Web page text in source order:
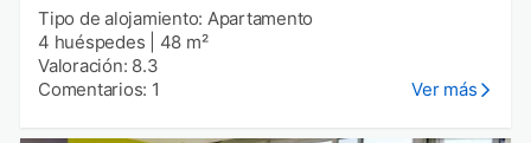
Tipo de alojamiento: Apartamento
4 huéspedes
48 m²
Valoración: 8.3
Comentarios: 1
Ver más